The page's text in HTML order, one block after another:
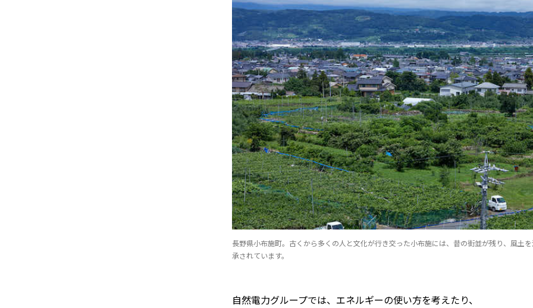
長野県小布施町。古くから多くの人と文化が行き交った小布施には、昔の街並が残り、風土
承されています。
自然電力グループでは、エネルギーの使い方を考えたり、